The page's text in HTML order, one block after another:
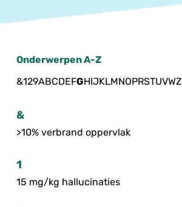
Onderwerpen A-Z
&129ABCDEFGHIJKLMNOPRSTUVWZ
&
>10% verbrand oppervlak
1
15 mg/kg hallucinaties